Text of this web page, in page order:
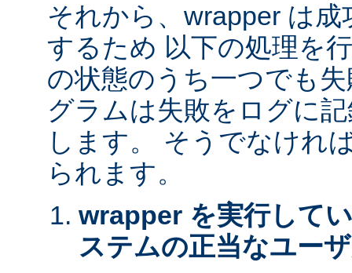
それから、wrapper は
するため 以下の処理を
の状態のうち一つでも
グラムは失敗をログに
します。 そうでなけれ
られます。
wrapper を実行して
ステムの正当なユー